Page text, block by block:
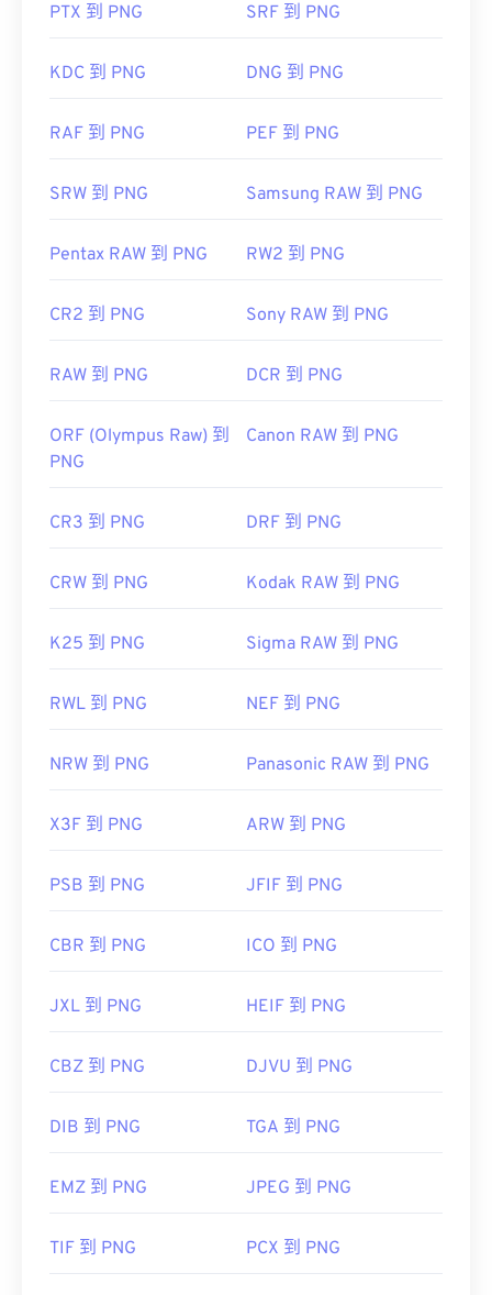
相關 PNG 工具：
PTX 到 PNG SRF 到 PNG
KDC 到 PNG DNG 到 PNG
RAF 到 PNG PEF 到 PNG
SRW 到 PNG Samsung RAW 到 PNG
Pentax RAW 到 PNG RW2 到 PNG
CR2 到 PNG Sony RAW 到 PNG
RAW 到 PNG DCR 到 PNG
ORF (Olympus Raw) 到
PNG
Canon RAW 到 PNG
CR3 到 PNG DRF 到 PNG
CRW 到 PNG Kodak RAW 到 PNG
K25 到 PNG Sigma RAW 到 PNG
RWL 到 PNG NEF 到 PNG
NRW 到 PNG Panasonic RAW 到 PNG
X3F 到 PNG ARW 到 PNG
PSB 到 PNG JFIF 到 PNG
CBR 到 PNG ICO 到 PNG
JXL 到 PNG HEIF 到 PNG
CBZ 到 PNG DJVU 到 PNG
DIB 到 PNG TGA 到 PNG
EMZ 到 PNG JPEG 到 PNG
TIF 到 PNG PCX 到 PNG